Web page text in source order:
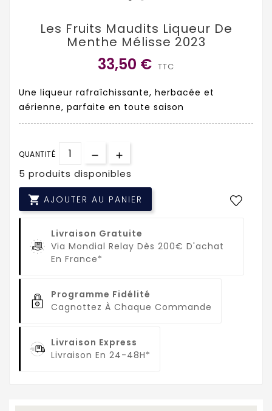
Les Fruits Maudits Liqueur De
Menthe Mélisse 2023
33,50 € TTC
Une liqueur rafraîchissante, herbacée et
aérienne, parfaite en toute saison
QUANTITÉ
5 produits disponibles
 AJOUTER AU PANIER
Livraison Gratuite
Via Mondial Relay Dès 200€ D'achat
En France*
Programme Fidélité
Cagnottez À Chaque Commande
Livraison Express
Livraison En 24-48H*